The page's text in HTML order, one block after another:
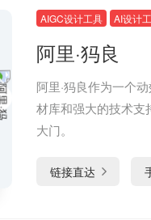
AIGC设计工具 AI设计
阿里·犸良
阿里·犸良作为一个
材库和强大的技术支
大门。
链接直达